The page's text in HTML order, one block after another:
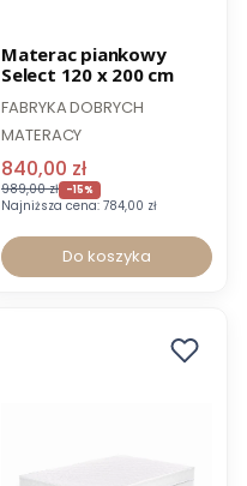
Promocja
Materac piankowy
Select 120 x 200 cm
FABRYKA DOBRYCH
MATERACY
840,00 zł
989,00 zł -15%
Najniższa cena: 784,00 zł
Do koszyka